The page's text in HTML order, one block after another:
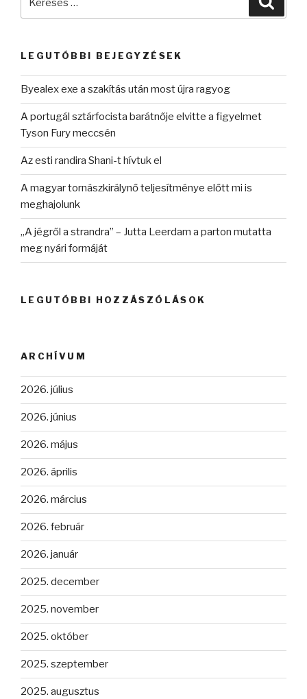
LEGUTÓBBI BEJEGYZÉSEK
Byealex exe a szakítás után most újra ragyog
A portugál sztárfocista barátnője elvitte a figyelmet
Tyson Fury meccsén
Az esti randira Shani-t hívtuk el
A magyar tornászkirálynő teljesítménye előtt mi is
meghajolunk
„A jégről a strandra” – Jutta Leerdam a parton mutatta
meg nyári formáját
LEGUTÓBBI HOZZÁSZÓLÁSOK
ARCHÍVUM
2026. július
2026. június
2026. május
2026. április
2026. március
2026. február
2026. január
2025. december
2025. november
2025. október
2025. szeptember
2025. augusztus